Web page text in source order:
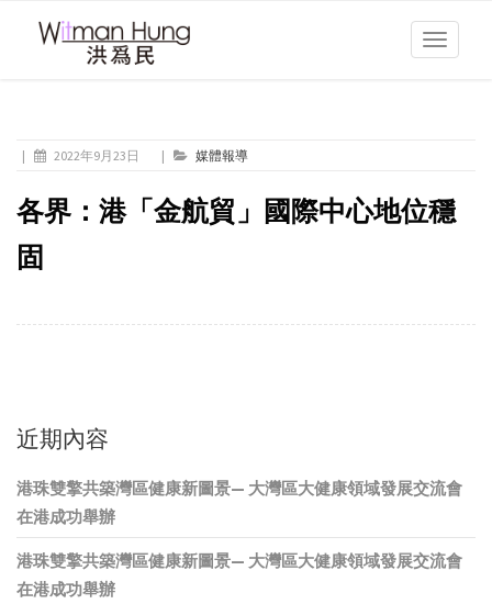
Toggle
| 2022年9月23日 | 媒體報導
各界：港「金航貿」國際中心地位穩
固
近期內容
港珠雙擎共築灣區健康新圖景— 大灣區大健康領域發展交流會
在港成功舉辦
港珠雙擎共築灣區健康新圖景— 大灣區大健康領域發展交流會
在港成功舉辦